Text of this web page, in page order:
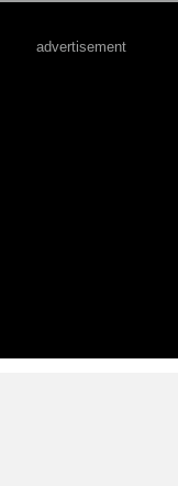
advertisement